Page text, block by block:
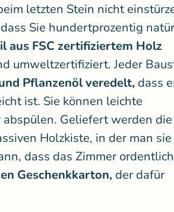
letzten Stein nicht
Sie hundertprozentig
aus FSC zertifiziertem Holz
umweltzertifiziert. Jeder
Pflanzenöl veredelt, dass
ist. Sie können leichte
Geliefert werden
Holzkiste, in der man sie
dass das Zimmer ordentlich
Geschenkkarton, der dafür